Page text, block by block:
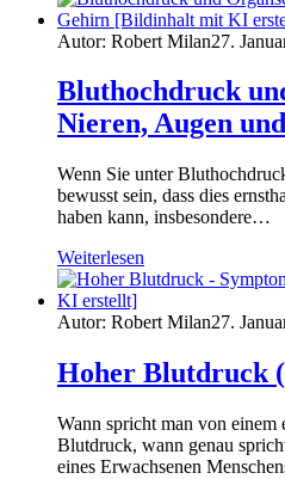
Autor: Robert Milan27.
Bluthochdruck
Nieren, Augen
Wenn Sie unter
bewusst sein, dass dies
haben kann, insbesondere…
Weiterlesen
Autor: Robert Milan27.
Hoher Blutdruck
Wann spricht man von
Blutdruck, wann genau
eines Erwachsenen